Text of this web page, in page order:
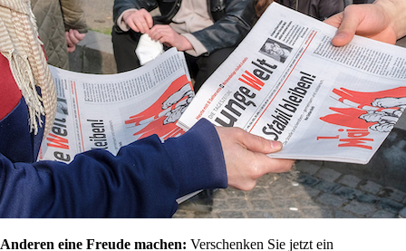
Anderen eine Freude machen: Verschenken Sie jetzt ein